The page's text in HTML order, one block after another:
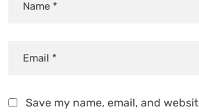
Save my name, email, and